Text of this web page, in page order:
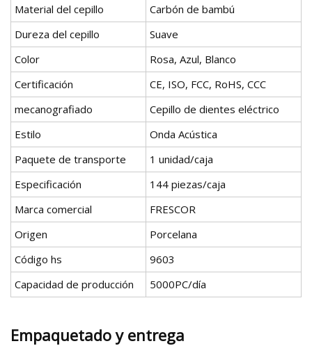
Material del cepillo
Carbón de bambú
Dureza del cepillo
Suave
Color
Rosa, Azul, Blanco
Certificación
CE, ISO, FCC, RoHS, CCC
mecanografiado
Cepillo de dientes eléctrico
Estilo
Onda Acústica
Paquete de transporte
1 unidad/caja
Especificación
144 piezas/caja
Marca comercial
FRESCOR
Origen
Porcelana
Código hs
9603
Capacidad de producción
5000PC/día
Empaquetado y entrega